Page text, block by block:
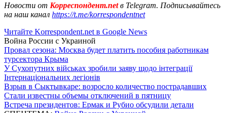
Новости от Корреспондент.netв Telegram. Подписывайтесь
на наш канал https://t.me/korrespondentnet
Читайте Korrespondent.net в Google News
Война России с Украиной
Провал сезона: Москва будет платить пособия работникам
турсектора Крыма
У Сухопутних військах зробили заяву щодо інтеграції
Інтернаціональних легіонів
Взрыв в Сыктывкаре: возросло количество пострадавших
Стали известны объемы отключений в пятницу
Встреча президентов: Ермак и Рубио обсудили детали